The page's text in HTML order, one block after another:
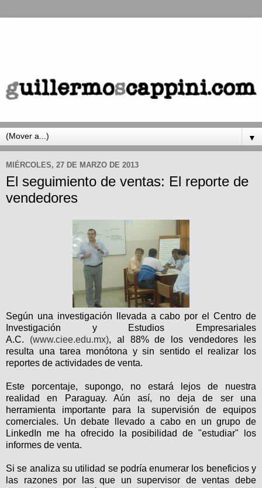
▼
MIÉRCOLES, 27 DE MARZO DE 2013
El seguimiento de ventas: El reporte de
vendedores
Según una investigación llevada a cabo por el Centro de
Investigación y Estudios Empresariales
A.C. (www.ciee.edu.mx), al 88% de los vendedores les
resulta una tarea monótona y sin sentido el realizar los
reportes de actividades de venta.
Este porcentaje, supongo, no estará lejos de nuestra
realidad en Paraguay. Aún así, no deja de ser una
herramienta importante para la supervisión de equipos
comerciales. Un debate llevado a cabo en un grupo de
LinkedIn me ha ofrecido la posibilidad de "estudiar" los
informes de venta.
Si se analiza su utilidad se podría enumerar los beneficios y
las razones por las que un supervisor de ventas debe